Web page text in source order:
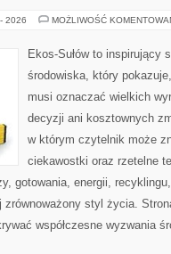
2026 MOŻLIWOŚĆ
Ekos-Sułów to inspirujący
środowiska, który
musi oznaczać wielkich
decyzji ani kosztownych
w którym czytelnik może
ciekawostki oraz rzetelne
gotowania, energii,
styl życia.
współczesne wyzwania